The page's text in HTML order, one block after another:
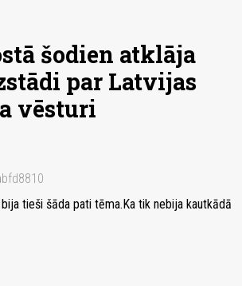
šodien atklāja
par Latvijas
vēsturi
tieši šāda pati tēma.Ka tik nebija kautkādā